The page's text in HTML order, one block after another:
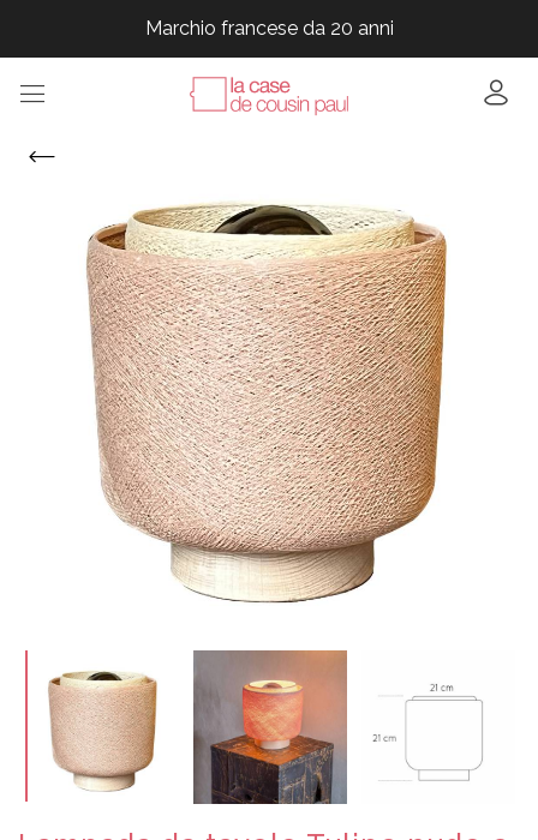
Marchio francese da 20 anni
Marchio francese da 20 anni
Marchio francese da 20 anni